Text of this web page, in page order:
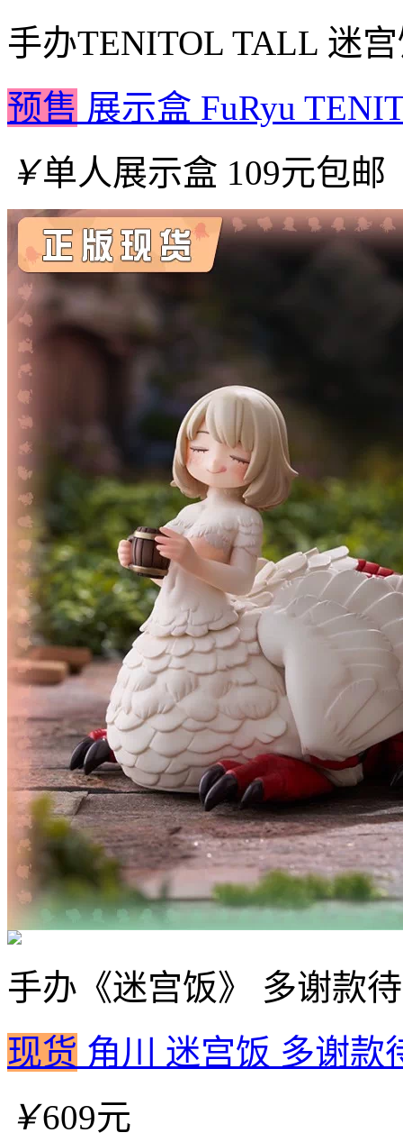
手办TENITOL TALL 迷
预售 展示盒 FuRyu
￥单人展示盒 109元包邮
手办 《迷宫饭》 多谢款
现货 角川 迷宫饭 多谢款
￥609元